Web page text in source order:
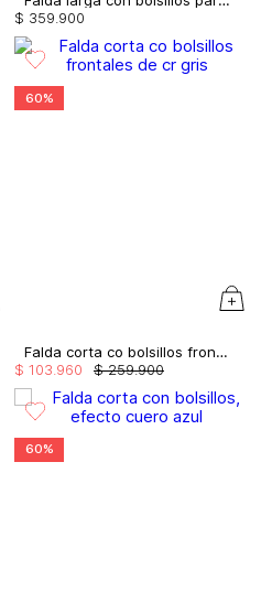
$ 359 900
60%
Falda corta co bolsillos frontales de cr
$ 259.900
$ 103 960
60%